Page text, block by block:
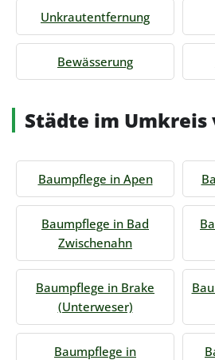
Unkrautentfernung
Bewässerung
Städte im Umkreis
Baumpflege in Apen
Baumpflege in Bad
Zwischenahn
Baumpflege in Brake
(Unterweser)
Baumpflege in